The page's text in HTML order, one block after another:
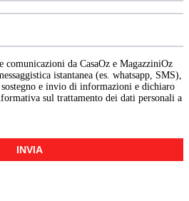
comunicazioni da CasaOz e MagazziniOz
istantanea (es. whatsapp, SMS),
e invio di informazioni e dichiaro
sul trattamento dei dati personali a
INVIA